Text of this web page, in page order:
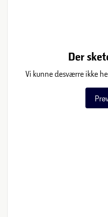
Der
Vi kunne desværre ikke